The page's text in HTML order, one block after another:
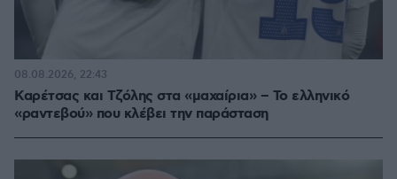
Καρέτσας και Τζόλης στα «μαχαίρια» – Το ελληνικό
«ραντεβού» που κλέβει την παράσταση
08.08.2026, 22:43